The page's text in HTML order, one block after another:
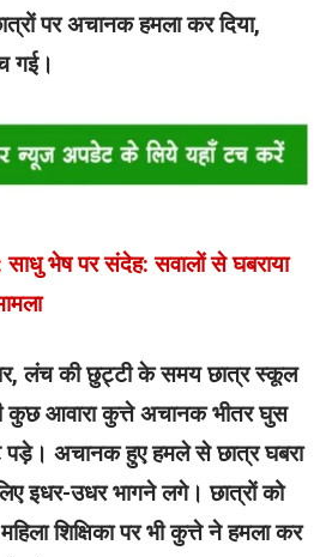
पर अचानक हमला कर दिया,
गई।
भेष पर संदेह: सवालों से घबराया
लंच की छुट्टी के समय छात्र स्कूल
कुछ आवारा कुत्ते अचानक भीतर घुस
अचानक हुए हमले से छात्र घबरा
इधर-उधर भागने लगे। छात्रों को
शिक्षिका पर भी कुत्ते ने हमला कर